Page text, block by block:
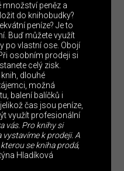
množství peněz a
do knihobudky?
peníze? Je to
Buď můžete využít
po vlastní ose. Obojí
osobním prodeji si
celý zisk.
dlouhé
možná
balení balíčků i
čas jsou peníze,
využít profesionální
vás. Pro knihy si
vystavíme k prodeji. A
se kniha prodá,
Hladíková